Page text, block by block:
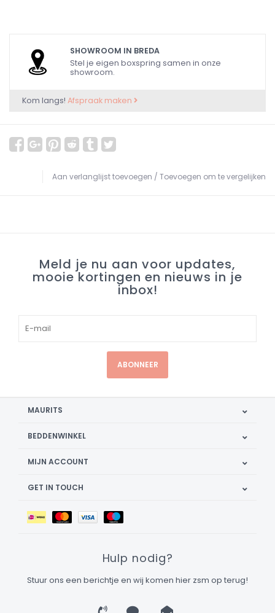
SHOWROOM IN BREDA
Stel je eigen boxspring samen in onze
showroom.
Kom langs! Afspraak maken
Aan verlanglijst toevoegen / Toevoegen om te vergelijken
Meld je nu aan voor updates,
mooie kortingen en nieuws in je
inbox!
ABONNEER
MAURITS
BEDDENWINKEL
MIJN ACCOUNT
GET IN TOUCH
Hulp nodig?
Stuur ons een berichtje en wij komen hier zsm op terug!